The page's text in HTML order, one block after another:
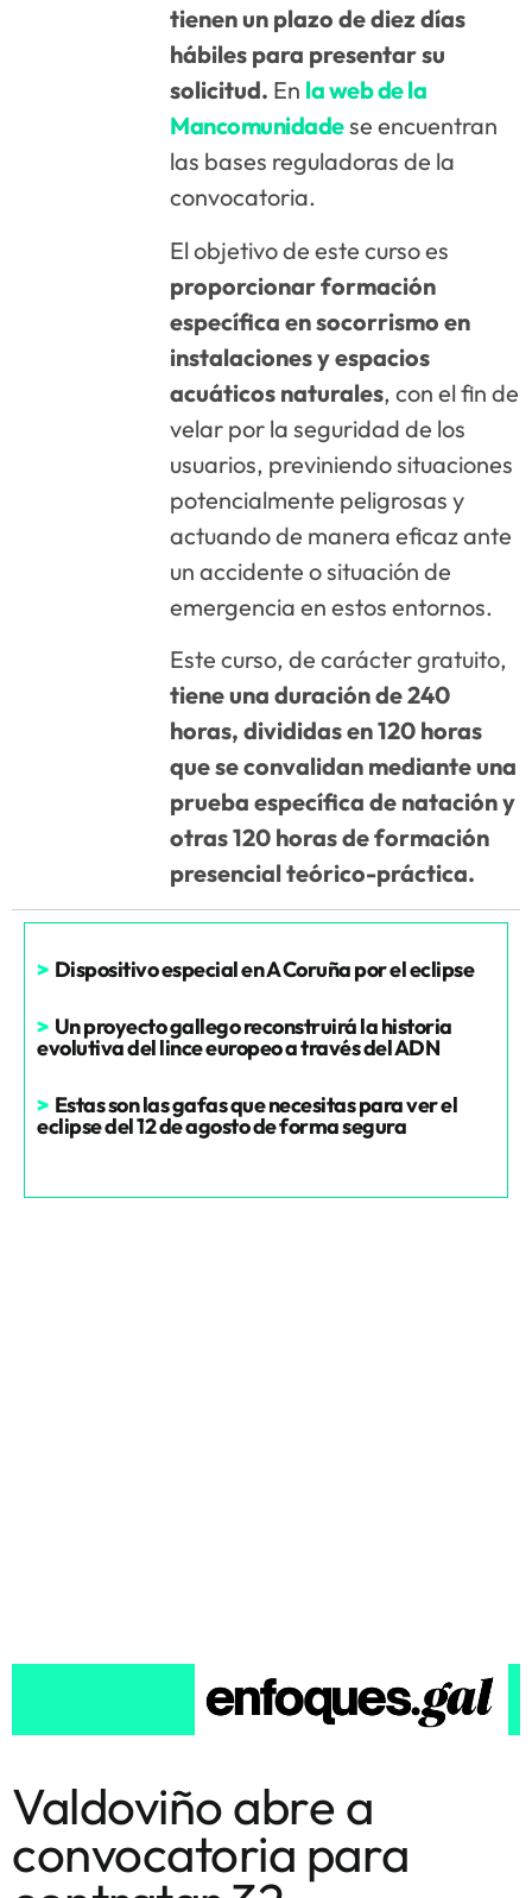
tienen un plazo de diez días
hábiles para presentar su
solicitud. En la web de la
Mancomunidadese encuentran
las bases reguladoras de la
convocatoria.
El objetivo de este curso es
proporcionar formación
específica en socorrismo en
instalaciones y espacios
acuáticos naturales, con el fin de
velar por la seguridad de los
usuarios, previniendo situaciones
potencialmente peligrosas y
actuando de manera eficaz ante
un accidente o situación de
emergencia en estos entornos.
Este curso, de carácter gratuito,
tiene una duración de 240
horas, divididas en 120 horas
que se convalidan mediante una
prueba específica de natación y
otras 120 horas de formación
presencial teórico-práctica.
> Dispositivo especial en A Coruña por el eclipse
> Un proyecto gallego reconstruirá la historia
evolutiva del lince europeo a través del ADN
> Estas son las gafas que necesitas para ver el
eclipse del 12 de agosto de forma segura
Valdoviño abre a
convocatoria para